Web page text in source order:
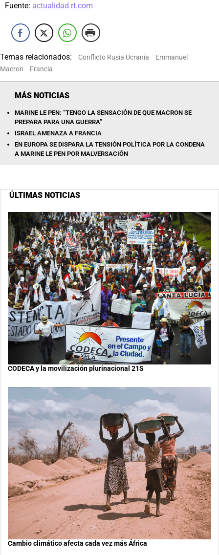
Fuente: actualidad.rt.com
Temas relacionados: Conflicto Rusia Ucrania
Emmanuel
Macron
Francia
MÁS NOTICIAS
MARINE LE PEN: “TENGO LA SENSACIÓN DE QUE MACRON SE
PREPARA PARA UNA GUERRA”
ISRAEL AMENAZA A FRANCIA
EN EUROPA SE DISPARA LA TENSIÓN POLÍTICA POR LA CONDENA
A MARINE LE PEN POR MALVERSACIÓN
ÚLTIMAS NOTICIAS
CODECA y la movilización plurinacional 21S
Cambio climático afecta cada vez más África